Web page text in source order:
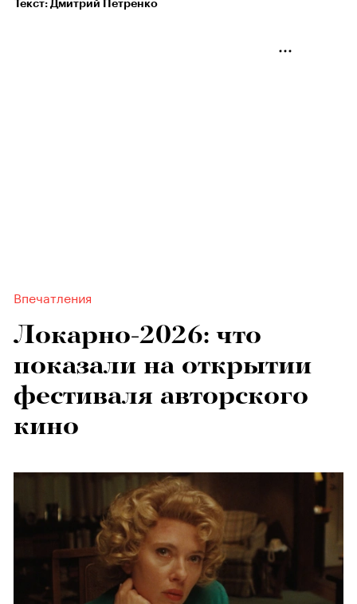
Текст: Дмитрий Петренко
Впечатления
Локарно-2026: что
показали на открытии
фестиваля авторского
кино